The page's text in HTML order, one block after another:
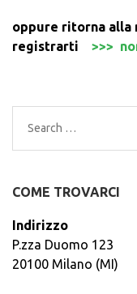
oppure ritorna alla
registrarti
>>>
Search
for:
COME TROVARCI
Indirizzo
P.zza Duomo 123
20100 Milano (MI)